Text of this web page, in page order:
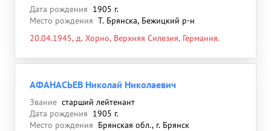
Дата рождения 1905 г.
Место рождения T. Брянска, Бежицкий р-н
20.04.1945, д. Хорно, Верхняя Силезия, Германия.
АФАНАСЬЕВ Николай Николаевич
Звание старший лейтенант
Дата рождения 1905 г.
Место рождения Брянская обл., г. Брянск